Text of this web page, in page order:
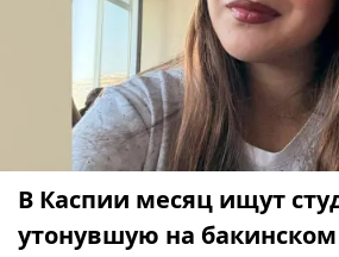
В Каспии месяц ищут
утонувшую на